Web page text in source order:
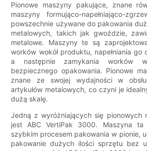
Pionowe maszyny pakujące, znane
maszyny formująco-napełniająco-
powszechnie używane do pakowania
metalowych, takich jak gwoździe,
metalowe. Maszyny te są
worków wokół produktu, napełniania go
a następnie zamykania worków
bezpiecznego opakowania. Pionowe
znane ze swojej wydajności w
artykułów metalowych, co czyni je
dużą skalę.
Jedną z wyróżniających się pionowych
jest ABC VertiPak 3000. Maszyna ta
szybkim procesem pakowania w pionie,
pakowanie dużych ilości sprzętu bez